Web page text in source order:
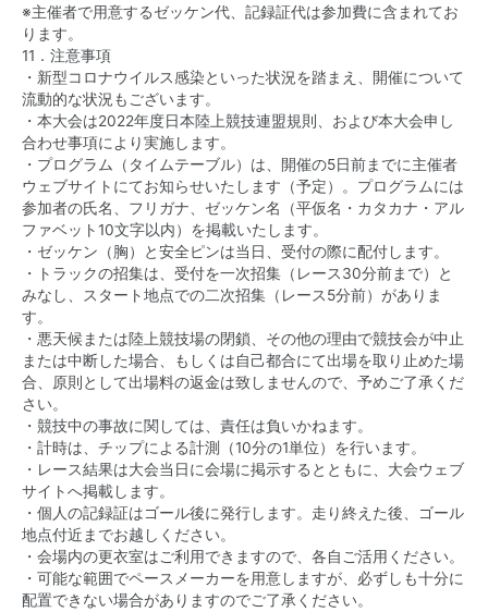
※主催者で用意するゼッケン代、記録証代は参加費に含まれてお
ります。
11．注意事項
・新型コロナウイルス感染といった状況を踏まえ、開催について
流動的な状況もございます。
・本大会は2022年度日本陸上競技連盟規則、および本大会申し
合わせ事項により実施します。
・プログラム（タイムテーブル）は、開催の5日前までに主催者
ウェブサイトにてお知らせいたします（予定）。プログラムには
参加者の氏名、フリガナ、ゼッケン名（平仮名・カタカナ・アル
ファベット10文字以内）を掲載いたします。
・ゼッケン（胸）と安全ピンは当日、受付の際に配付します。
・トラックの招集は、受付を一次招集（レース30分前まで）と
みなし、スタート地点での二次招集（レース5分前）がありま
す。
・悪天候または陸上競技場の閉鎖、その他の理由で競技会が中止
または中断した場合、もしくは自己都合にて出場を取り止めた場
合、原則として出場料の返金は致しませんので、予めご了承くだ
さい。
・競技中の事故に関しては、責任は負いかねます。
・計時は、チップによる計測（10分の1単位）を行います。
・レース結果は大会当日に会場に掲示するとともに、大会ウェブ
サイトへ掲載します。
・個人の記録証はゴール後に発行します。走り終えた後、ゴール
地点付近までお越しください。
・会場内の更衣室はご利用できますので、各自ご活用ください。
・可能な範囲でペースメーカーを用意しますが、必ずしも十分に
配置できない場合がありますのでご了承ください。